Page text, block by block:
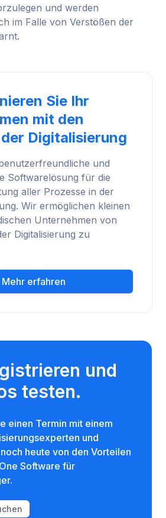
und werden
im Falle von Verstößen der
Sie Ihr
mit den
Digitalisierung
und
Softwarelösung für die
aller Prozesse in der
Wir ermöglichen kleinen
Unternehmen von
Digitalisierung zu
Mehr erfahren
und
testen.
einen Termin mit einem
und
heute von den Vorteilen
Software für